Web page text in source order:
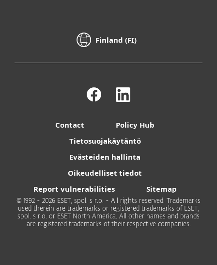
Finland (FI)
Contact
Policy Hub
Tietosuojakäytäntö
Evästeiden hallinta
Oikeudelliset tiedot
Report vulnerabilities
Sitemap
© 1992 - 2026 ESET, spol. s r.o. - All rights reserved. Trademarks
used therein are trademarks or registered trademarks of ESET,
spol. s r.o. or ESET North America. All other names and brands
are registered trademarks of their respective companies.